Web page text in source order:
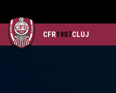
CFR1907CLUJ